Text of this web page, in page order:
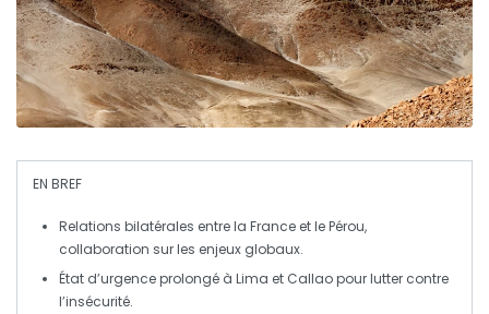
EN BREF
Relations bilatérales entre la France et le Pérou,
collaboration sur les enjeux globaux.
État d’urgence prolongé à Lima et Callao pour lutter contre
l’insécurité.